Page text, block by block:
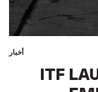
أخبار
ITF